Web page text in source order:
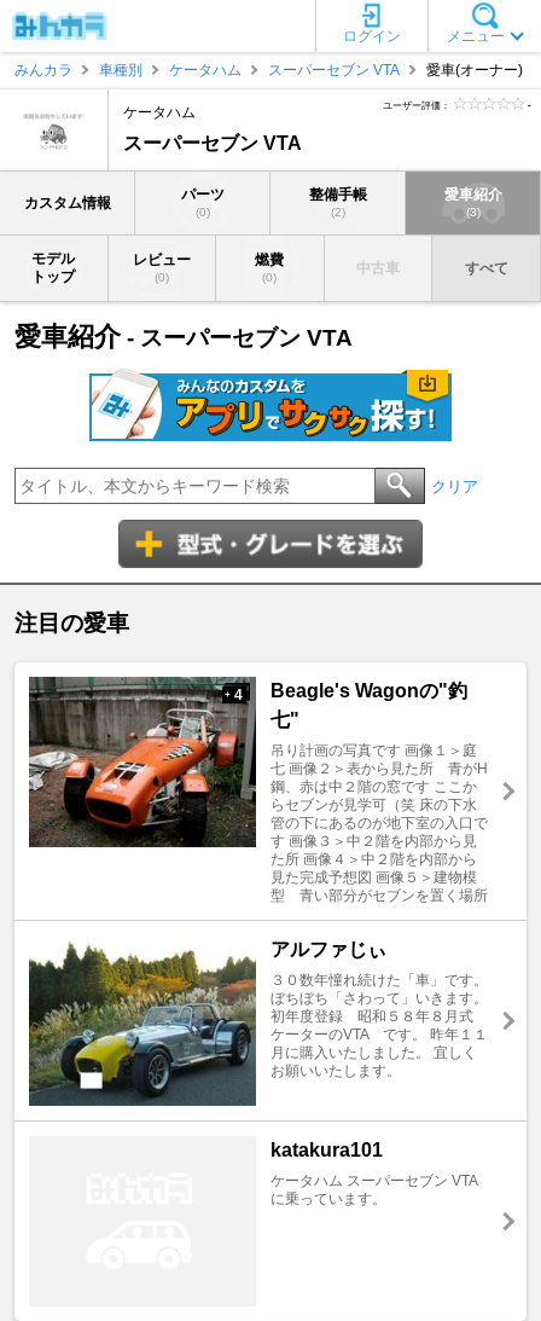
メニュー
ログイン
みんカラ
車種別 ケータハム スーパーセブン VTA 愛車(オーナー)
ケータハム
スーパーセブン VTA
ユーザー評価： -
カスタム情報 パーツ
(0)
整備手帳
(2)
愛車紹介
(3)
モデル
トップ
レビュー
(0)
燃費
(0)
中古車 すべて
愛車紹介- スーパーセブン VTA
クリア
注目の愛車
+ 4
Beagle's Wagonの"釣
七"
吊り計画の写真です 画像１＞庭
七 画像２＞表から見た所 青がH
鋼、赤は中２階の窓です ここか
らセブンが見学可（笑 床の下水
管の下にあるのが地下室の入口で
す 画像３＞中２階を内部から見
た所 画像４＞中２階を内部から
見た完成予想図 画像５＞建物模
型 青い部分がセブンを置く場所
アルファじぃ
３０数年憧れ続けた「車」です。
ぼちぼち「さわって」いきます。
初年度登録 昭和５８年８月式
ケーターのVTA です。 昨年１１
月に購入いたしました。 宜しく
お願いいたします。
katakura101
ケータハム スーパーセブン VTA
に乗っています。